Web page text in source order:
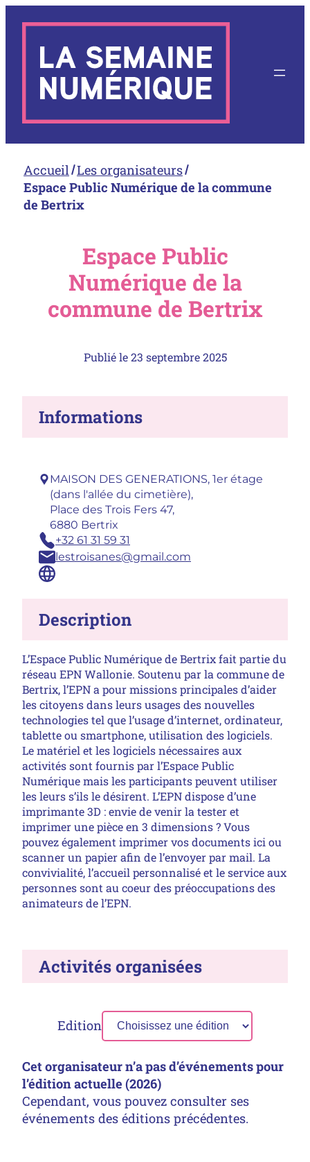
contenu
Accueil Les organisateurs
Espace Public Numérique de la commune
de Bertrix
Espace Public
Numérique de la
commune de Bertrix
Publié le23 septembre 2025
Informations
Adresse :
MAISON DES GENERATIONS, 1er étage
(dans l'allée du cimetière),
Place des Trois Fers 47,
6880 Bertrix
Téléphone :
+32 61 31 59 31
Email :
lestroisanes@gmail.com
Site :
Description
L’Espace Public Numérique de Bertrix fait partie du
réseau EPN Wallonie. Soutenu par la commune de
Bertrix, l’EPN a pour missions principales d’aider
les citoyens dans leurs usages des nouvelles
technologies tel que l’usage d’internet, ordinateur,
tablette ou smartphone, utilisation des logiciels.
Le matériel et les logiciels nécessaires aux
activités sont fournis par l’Espace Public
Numérique mais les participants peuvent utiliser
les leurs s’ils le désirent. L’EPN dispose d’une
imprimante 3D : envie de venir la tester et
imprimer une pièce en 3 dimensions ? Vous
pouvez également imprimer vos documents ici ou
scanner un papier afin de l’envoyer par mail. La
convivialité, l’accueil personnalisé et le service aux
personnes sont au coeur des préoccupations des
animateurs de l’EPN.
Activités organisées
Edition
Cet organisateur n’a pas d’événements pour
l’édition actuelle (2026)
Cependant, vous pouvez consulter ses
événements des éditions précédentes.